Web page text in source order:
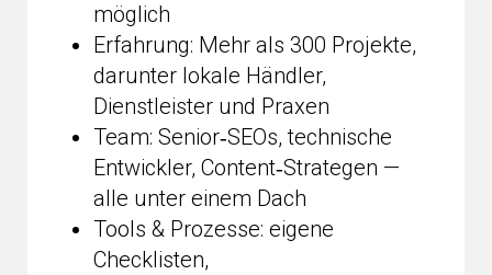
möglich
Erfahrung: Mehr als 300 Projekte,
darunter lokale Händler,
Dienstleister und Praxen
Team: Senior‑SEOs, technische
Entwickler, Content‑Strategen —
alle unter einem Dach
Tools & Prozesse: eigene
Checklisten,